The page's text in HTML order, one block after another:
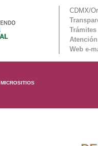
CDMX/
Web e-
MICROSITIOS